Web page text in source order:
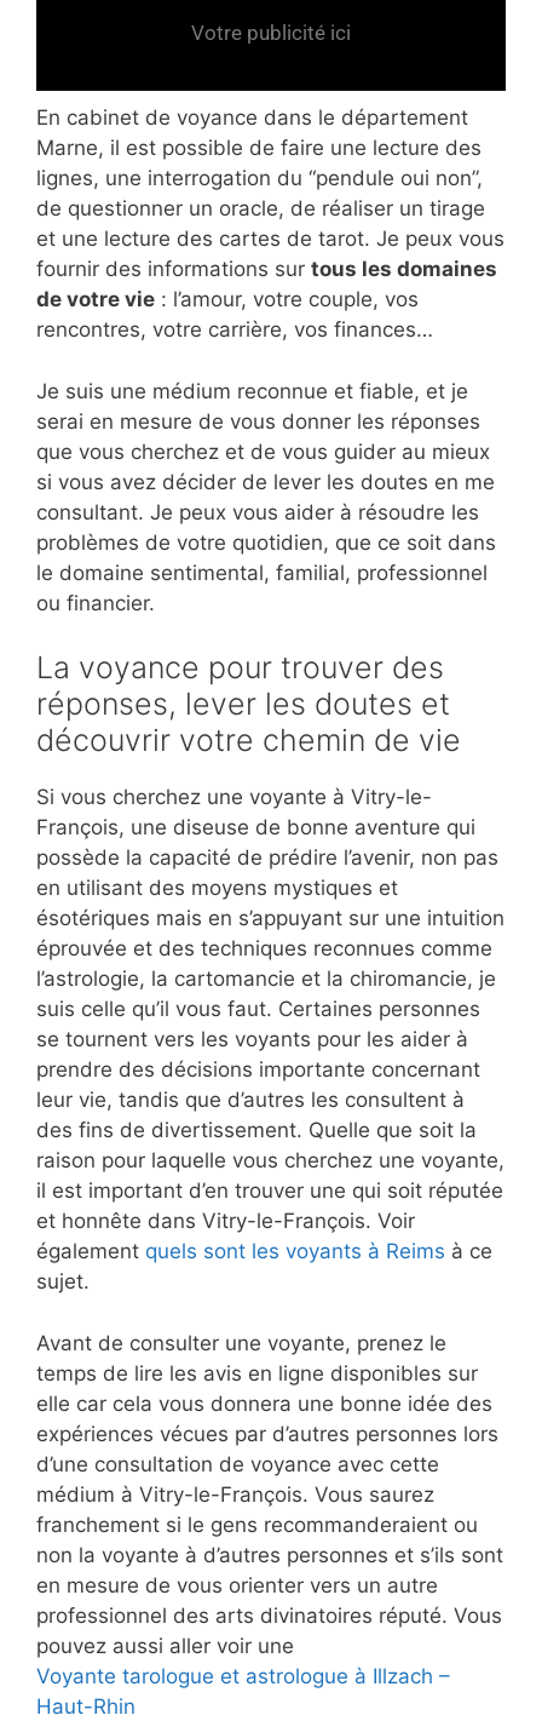
Votre publicité ici
En cabinet de voyance dans le département
Marne, il est possible de faire une lecture des
lignes, une interrogation du “pendule oui non”,
de questionner un oracle, de réaliser un tirage
et une lecture des cartes de tarot. Je peux vous
fournir des informations sur tous les domaines
de votre vie : l’amour, votre couple, vos
rencontres, votre carrière, vos finances…
Je suis une médium reconnue et fiable, et je
serai en mesure de vous donner les réponses
que vous cherchez et de vous guider au mieux
si vous avez décider de lever les doutes en me
consultant. Je peux vous aider à résoudre les
problèmes de votre quotidien, que ce soit dans
le domaine sentimental, familial, professionnel
ou financier.
La voyance pour trouver des
réponses, lever les doutes et
découvrir votre chemin de vie
Si vous cherchez une voyante à Vitry-le-
François, une diseuse de bonne aventure qui
possède la capacité de prédire l’avenir, non pas
en utilisant des moyens mystiques et
ésotériques mais en s’appuyant sur une intuition
éprouvée et des techniques reconnues comme
l’astrologie, la cartomancie et la chiromancie, je
suis celle qu’il vous faut. Certaines personnes
se tournent vers les voyants pour les aider à
prendre des décisions importante concernant
leur vie, tandis que d’autres les consultent à
des fins de divertissement. Quelle que soit la
raison pour laquelle vous cherchez une voyante,
il est important d’en trouver une qui soit réputée
et honnête dans Vitry-le-François. Voir
également quels sont les voyants à Reims à ce
sujet.
Avant de consulter une voyante, prenez le
temps de lire les avis en ligne disponibles sur
elle car cela vous donnera une bonne idée des
expériences vécues par d’autres personnes lors
d’une consultation de voyance avec cette
médium à Vitry-le-François. Vous saurez
franchement si le gens recommanderaient ou
non la voyante à d’autres personnes et s’ils sont
en mesure de vous orienter vers un autre
professionnel des arts divinatoires réputé. Vous
pouvez aussi aller voir une
Voyante tarologue et astrologue à Illzach –
Haut-Rhin